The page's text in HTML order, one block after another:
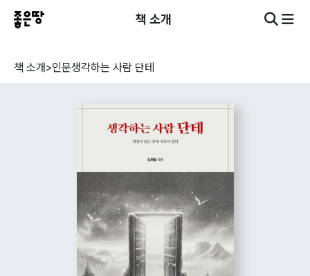
책 소개
책 소개>인문생각하는 사람 단테